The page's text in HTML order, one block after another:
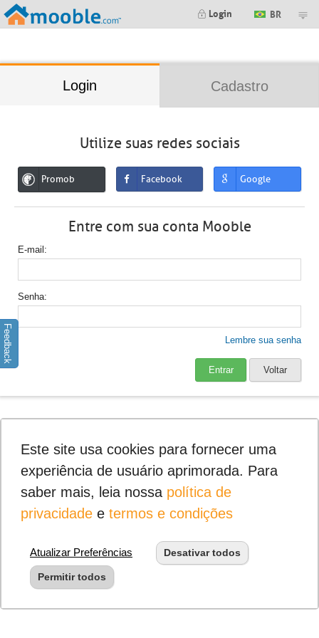
Login BR
Login Cadastro
Utilize suas redes sociais
Promob Facebook Google
Entre com sua conta Mooble
E-mail
Senha
Lembre sua senha
Entrar Voltar
Feedback
Este site usa cookies para fornecer uma
experiência de usuário aprimorada. Para
saber mais, leia nossa política de
privacidadee termos e condições
Atualizar Preferências Desativar todos
Permitir todos